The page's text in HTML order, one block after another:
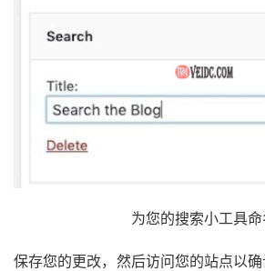
为您的搜索小工具命
保存您的更改，然后访问您的站点以